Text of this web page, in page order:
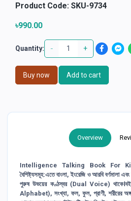
Product Code: SKU-9734
৳990.00
Quantity: - +
Buy now Add to cart
Overview
Intelligence Talking Book For
বৈশিষ্ট্যসমূহ:এতে বাংলা, ইংরেজি ও আরবি বর্ণমালা
পুরুষ উভয়ের কণ্ঠস্বর (Dual Voice)
Alphabet), সংখ্যা, ফল, ফুল, প্রাণী, শরীরের